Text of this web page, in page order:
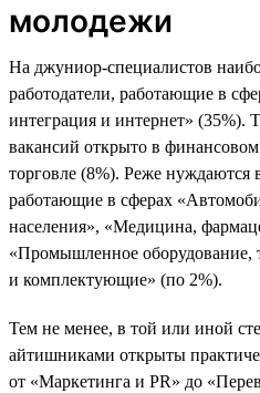
молодежи
На джуниор-специалистов
работодатели, работающие в
интеграция и интернет» (35%).
вакансий открыто в
торговле (8%). Реже нуждаются
работающие в сферах
населения», «Медицина,
«Промышленное оборудование,
и комплектующие» (по 2%).
Тем не менее, в той или иной
айтишниками открыты
от «Маркетинга и PR» до